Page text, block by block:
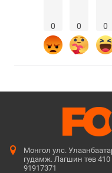
0 0 0
Монгол улс.
гудамж. Лагшин төв 410
91917371